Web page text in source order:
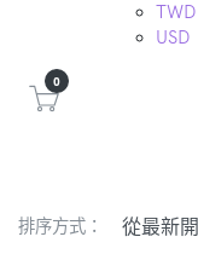
TWD
USD
0
排序方式：